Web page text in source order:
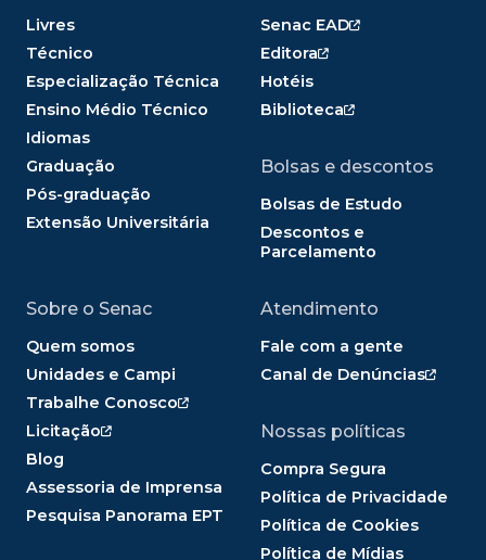
Livres
Técnico
Especialização Técnica
Ensino Médio Técnico
Idiomas
Graduação
Pós-graduação
Extensão Universitária
Senac EAD
Editora
Hotéis
Biblioteca
Bolsas e descontos
Bolsas de Estudo
Descontos e
Parcelamento
Sobre o Senac
Quem somos
Unidades e Campi
Trabalhe Conosco
Licitação
Blog
Assessoria de Imprensa
Pesquisa Panorama EPT
Atendimento
Fale com a gente
Canal de Denúncias
Nossas políticas
Compra Segura
Política de Privacidade
Política de Cookies
Política de Mídias